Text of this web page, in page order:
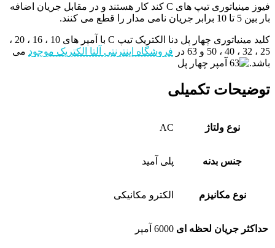
فیوز مینیاتوری تیپ های C کند کار هستند و در مقابل جریان اضافه
بار بین 5 تا 10 برابر جریان نامی مدار را قطع می کنند.
کلید مینیاتوری چهار پل دنا الکتریک تیپ C با آمپر های 10 ، 16 ، 20 ،
25 ، 32 ، 40 ، 50 و 63 در
فروشگاه اینترنتی آلتا الکتریک موجود می
باشد.
توضیحات تکمیلی
نوع ولتاژ AC
جنس بدنه پلی آمید
نوع مکانیزم الکترو مکانیکی
حداکثر جریان لحظه ای 6000 آمپر